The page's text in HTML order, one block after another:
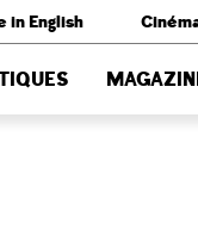
in English